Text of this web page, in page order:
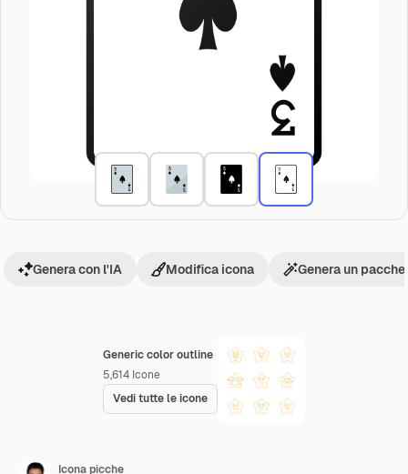
Generic color outline
5,614 Icone
Vedi tutte le icone
Genera con l'IA Modifica icona Genera un
Icona picche